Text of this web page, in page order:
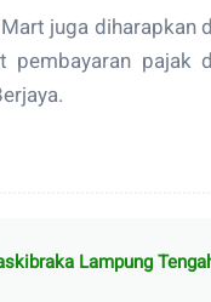
juga
pembayaran pajak
Lampung